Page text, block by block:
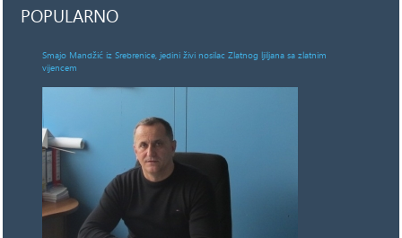
POPULARNO
Smajo Mandžić iz Srebrenice, jedini živi nosilac Zlatnog ljiljana sa zlatnim
vijencem